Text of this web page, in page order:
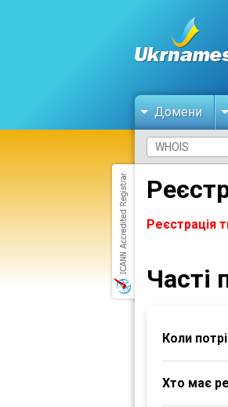
Домени
Реєстрація
Часті
Коли
Хто має